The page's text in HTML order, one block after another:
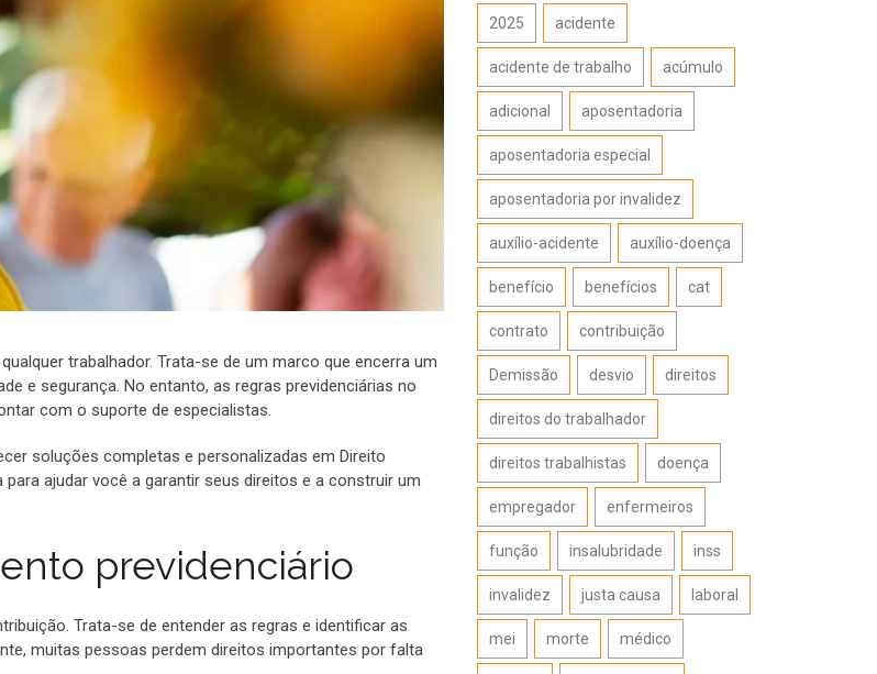
trabalhador. Trata-se de um marco que encerra um
e segurança. No entanto, as regras previdenciárias no
com o suporte de especialistas.
soluções completas e personalizadas em Direito
ajudar você a garantir seus direitos e a construir um
previdenciário
Trata-se de entender as regras e identificar as
muitas pessoas perdem direitos importantes por falta
2025 acidente
acidente de trabalho acúmulo
adicional aposentadoria
aposentadoria especial
aposentadoria por invalidez
auxílio-acidente auxílio-doença
benefício benefícios cat
contrato contribuição
Demissão desvio direitos
direitos do trabalhador
direitos trabalhistas doença
empregador enfermeiros
função insalubridade inss
invalidez justa causa laboral
mei morte médico